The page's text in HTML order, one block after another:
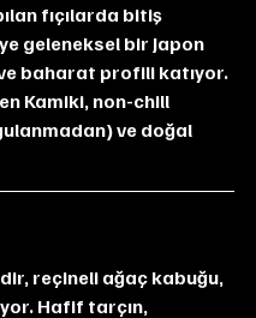
fıçılarda bitiş
geleneksel bir Japon
baharat profili katıyor.
Kamiki, non-chill
ve doğal
Hafif tarçın,